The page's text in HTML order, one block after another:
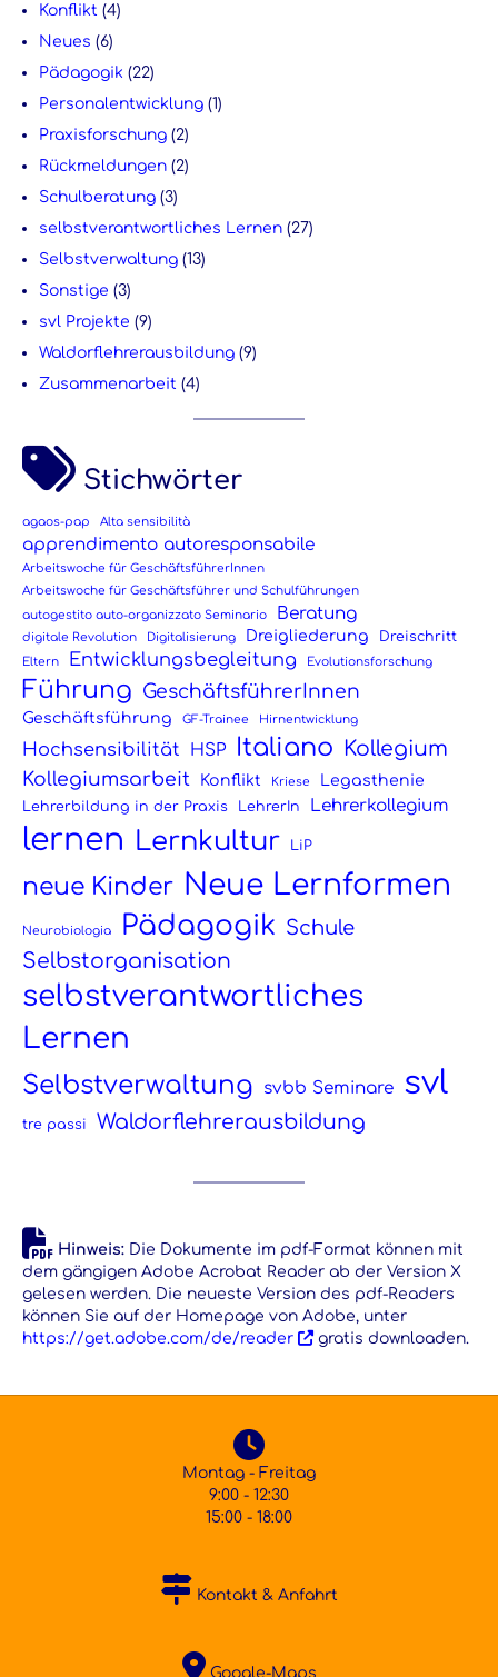
Konflikt (4)
Neues (6)
Pädagogik (22)
Personalentwicklung (1)
Praxisforschung (2)
Rückmeldungen (2)
Schulberatung (3)
selbstverantwortliches Lernen (27)
Selbstverwaltung (13)
Sonstige (3)
svl Projekte (9)
Waldorflehrerausbildung (9)
Zusammenarbeit (4)
Stichwörter
agaos-pap Alta sensibilità
apprendimento autoresponsabile
Arbeitswoche für GeschäftsführerInnen
Arbeitswoche für Geschäftsführer und Schulführungen
autogestito auto-organizzato Seminario
Beratung
digitale Revolution Digitalisierung Dreigliederung Dreischritt
Eltern Entwicklungsbegleitung Evolutionsforschung
Führung GeschäftsführerInnen
Geschäftsführung GF-Trainee Hirnentwicklung
Hochsensibilität HSP Italiano Kollegium
Kollegiumsarbeit Konflikt Kriese Legasthenie
Lehrerbildung in der Praxis LehrerIn Lehrerkollegium
lernen Lernkultur LiP
neue Kinder Neue Lernformen
Neurobiologia Pädagogik Schule
Selbstorganisation
selbstverantwortliches
Lernen
Selbstverwaltung svbb Seminare svl
tre passi Waldorflehrerausbildung
Hinweis: Die Dokumente im pdf-Format können mit
dem gängigen Adobe Acrobat Reader ab der Version X
gelesen werden. Die neueste Version des pdf-Readers
können Sie auf der Homepage von Adobe, unter
https://get.adobe.com/de/reader
gratis downloaden.
Montag - Freitag
9:00 - 12:30
15:00 - 18:00
Kontakt & Anfahrt
Google-Maps